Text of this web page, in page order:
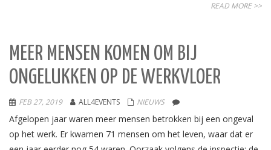
READ MORE >>
MEER MENSEN KOMEN OM BIJ
ONGELUKKEN OP DE WERKVLOER
FEB 27, 2019 ALL4EVENTS NIEUWS
Afgelopen jaar waren meer mensen betrokken bij een ongeval
op het werk. Er kwamen 71 mensen om het leven, waar dat er